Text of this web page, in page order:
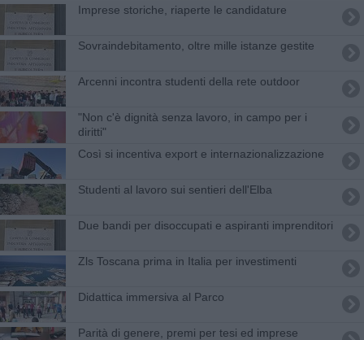
Imprese storiche, riaperte le candidature
Sovraindebitamento, oltre mille istanze gestite
Arcenni incontra studenti della rete outdoor
"Non c'è dignità senza lavoro, in campo per i
diritti"
Così si incentiva export e internazionalizzazione
Studenti al lavoro sui sentieri dell'Elba
Due bandi per disoccupati e aspiranti imprenditori
Zls Toscana prima in Italia per investimenti
Didattica immersiva al Parco
Parità di genere, premi per tesi ed imprese